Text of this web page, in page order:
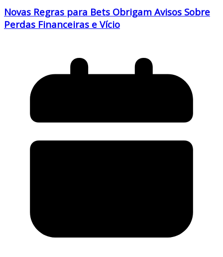
Novas Regras para Bets Obrigam Avisos Sobre
Perdas Financeiras e Vício